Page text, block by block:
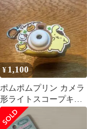
ダー（ミニチュアト
イ） ポチャッコ ABS樹
脂・PVC 073911
¥ 1,100
ポムポムプリン カメラ
形ライトスコープキー
ホルダー